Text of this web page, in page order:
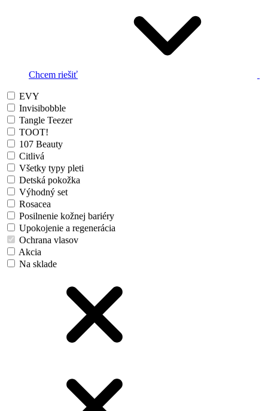
Chcem riešiť
EVY
Invisibobble
Tangle Teezer
TOOT!
107 Beauty
Citlivá
Všetky typy pleti
Detská pokožka
Výhodný set
Rosacea
Posilnenie kožnej bariéry
Upokojenie a regenerácia
Ochrana vlasov
Akcia
Na sklade